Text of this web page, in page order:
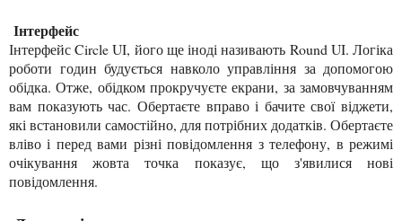
Інтерфейс
Інтерфейс Circle UI, його ще іноді називають Round UI. Логіка
роботи годин будується навколо управління за допомогою
обідка. Отже, обідком прокручуєте екрани, за замовчуванням
вам показують час. Обертаєте вправо і бачите свої віджети,
які встановили самостійно, для потрібних додатків. Обертаєте
вліво і перед вами різні повідомлення з телефону, в режимі
очікування жовта точка показує, що з'явилися нові
повідомлення.